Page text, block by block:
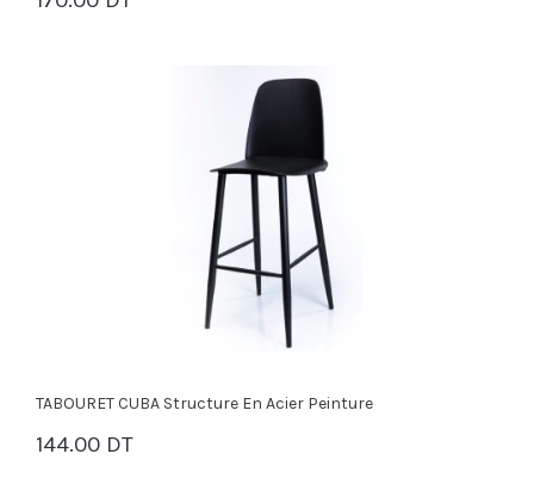
TABOURET CUBA Structure En Acier Peinture
144.00 DT
PANIER